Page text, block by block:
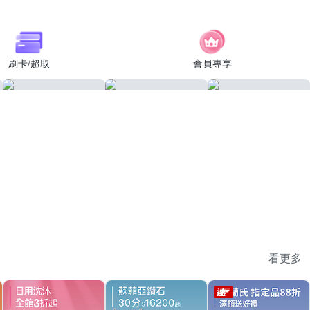
刷卡/超取 會員專享
看更多